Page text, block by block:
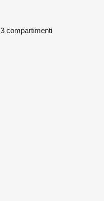
3 compartimenti